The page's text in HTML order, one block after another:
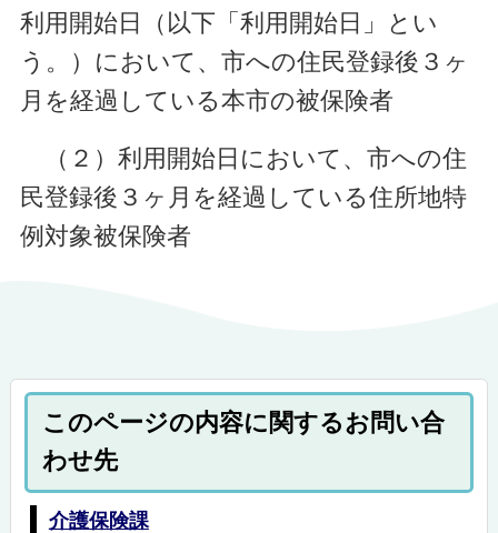
利用開始日（以下「利用開始日」とい
う。）において、市への住民登録後３ヶ
月を経過している本市の被保険者
（２）利用開始日において、市への住
民登録後３ヶ月を経過している住所地特
例対象被保険者
このページの内容に関するお問い合
わせ先
介護保険課